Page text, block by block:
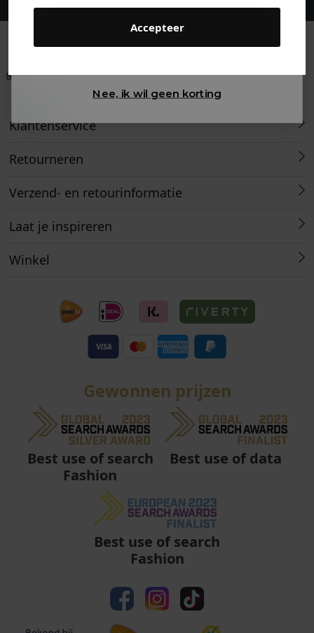
Accepteer
Betaal achteraf met
Voor 23:59 besteld
is morgen in huis!*
Klanten beoordelen
ons met een 9,6!
Klantenservice
Retourneren
Verzend- en retourinformatie
Laat je inspireren
Winkel
Gewonnen prijzen
Best use of search
Fashion
Best use of data
Best use of search
Fashion
Kids kleding
Nee, ik wil geen korting